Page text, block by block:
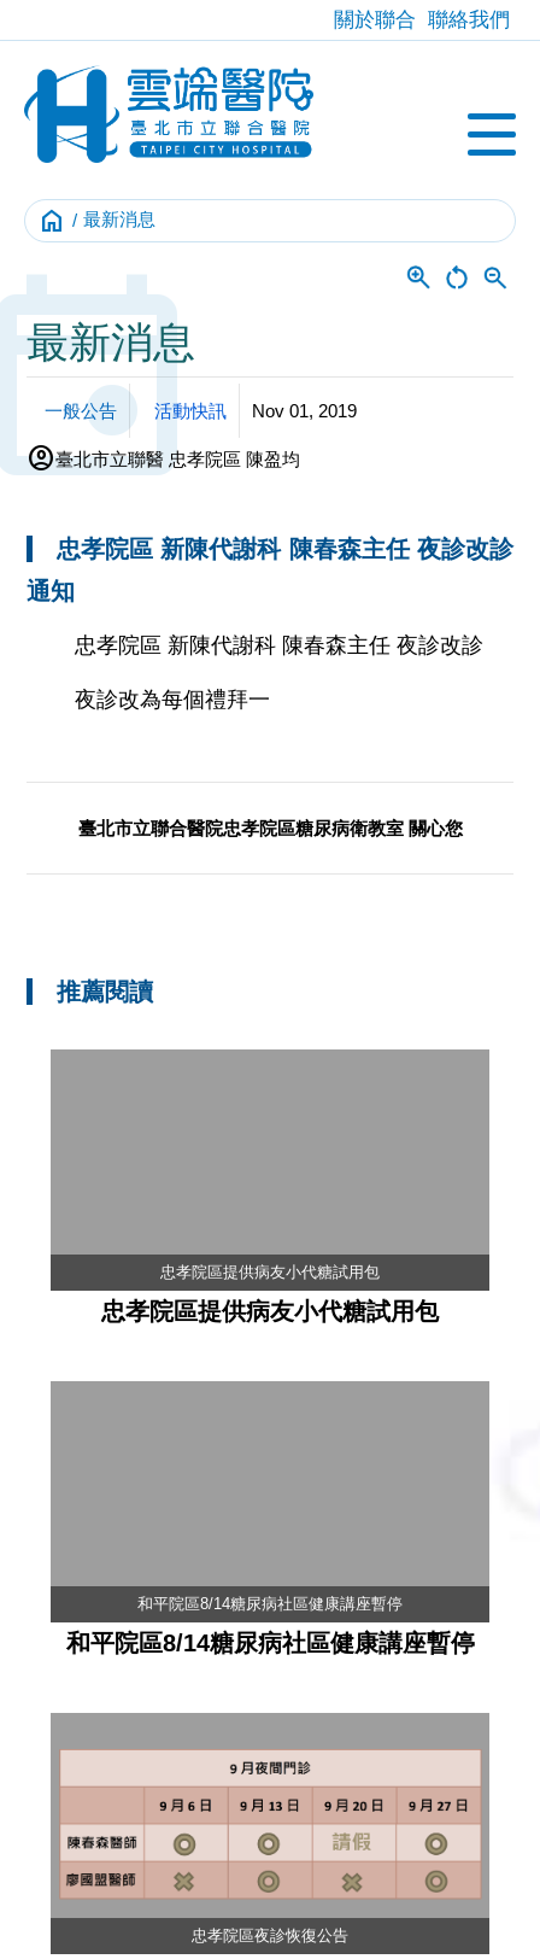
關於聯合 聯絡我們
home 最新消息
最新消息
一般公告 活動快訊 Nov 01, 2019
account_circle臺北市立聯醫 忠孝院區 陳盈均
忠孝院區 新陳代謝科 陳春森主任 夜診改診
通知
忠孝院區 新陳代謝科 陳春森主任 夜診改診
夜診改為每個禮拜一
臺北市立聯合醫院忠孝院區糖尿病衛教室 關心您
推薦閱讀
忠孝院區提供病友小代糖試用包
忠孝院區提供病友小代糖試用包
和平院區8/14糖尿病社區健康講座暫停
和平院區8/14糖尿病社區健康講座暫停
忠孝院區夜診恢復公告